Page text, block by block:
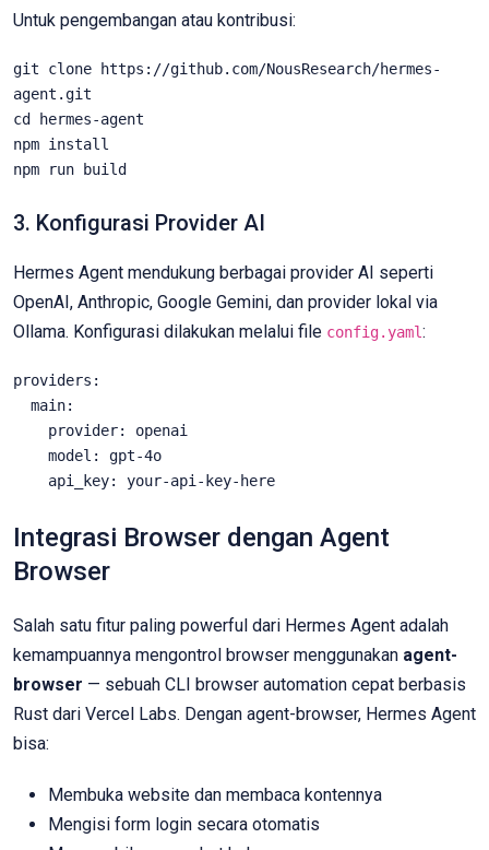
Untuk pengembangan atau kontribusi:
git clone https://github.com/NousResearch/hermes-
agent.git
cd hermes-agent
npm install
npm run build
3. Konfigurasi Provider AI
Hermes Agent mendukung berbagai provider AI seperti
OpenAI, Anthropic, Google Gemini, dan provider lokal via
Ollama. Konfigurasi dilakukan melalui file config.yaml:
providers:
    api_key: your-api-key-here
Integrasi Browser dengan Agent
Browser
Salah satu fitur paling powerful dari Hermes Agent adalah
kemampuannya mengontrol browser menggunakan agent-
browser — sebuah CLI browser automation cepat berbasis
Rust dari Vercel Labs. Dengan agent-browser, Hermes Agent
bisa:
Membuka website dan membaca kontennya
Mengisi form login secara otomatis